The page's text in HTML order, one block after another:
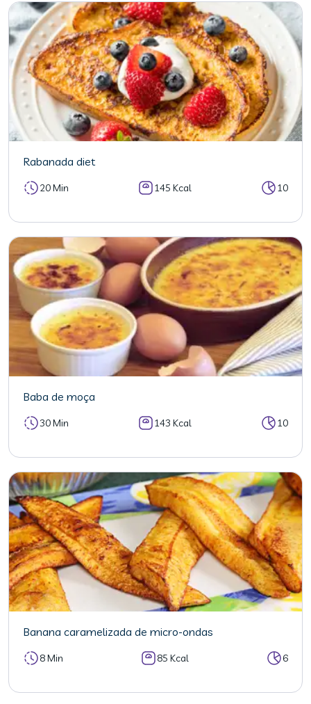
Rabanada diet
20 Min 145 Kcal 10
Baba de moça
30 Min 143 Kcal 10
Banana caramelizada de micro-ondas
8 Min 85 Kcal 6